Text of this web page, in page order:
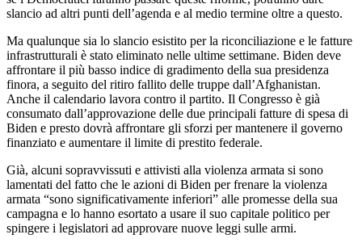
slancio ad altri punti dell’agenda e al medio termine oltre a questo.
Ma qualunque sia lo slancio esistito per la riconciliazione e le fatture
infrastrutturali è stato eliminato nelle ultime settimane. Biden deve
affrontare il più basso indice di gradimento della sua presidenza
finora, a seguito del ritiro fallito delle truppe dall’Afghanistan.
Anche il calendario lavora contro il partito. Il Congresso è già
consumato dall’approvazione delle due principali fatture di spesa di
Biden e presto dovrà affrontare gli sforzi per mantenere il governo
finanziato e aumentare il limite di prestito federale.
Già, alcuni sopravvissuti e attivisti alla violenza armata si sono
lamentati del fatto che le azioni di Biden per frenare la violenza
armata “sono significativamente inferiori” alle promesse della sua
campagna e lo hanno esortato a usare il suo capitale politico per
spingere i legislatori ad approvare nuove leggi sulle armi.